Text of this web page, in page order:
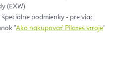
(EXW)
podmienky - pre viac
"Ako nakupovať Pilates stroje"